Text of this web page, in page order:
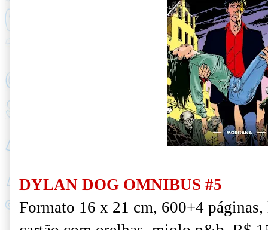
DYLAN DOG OMNIBUS #5
Formato 16 x 21 cm, 600+4 páginas,